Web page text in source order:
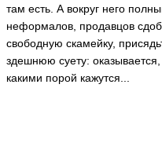
там есть. А вокруг него
неформалов, продавцов
свободную скамейку,
здешнюю суету:
какими порой кажутся...